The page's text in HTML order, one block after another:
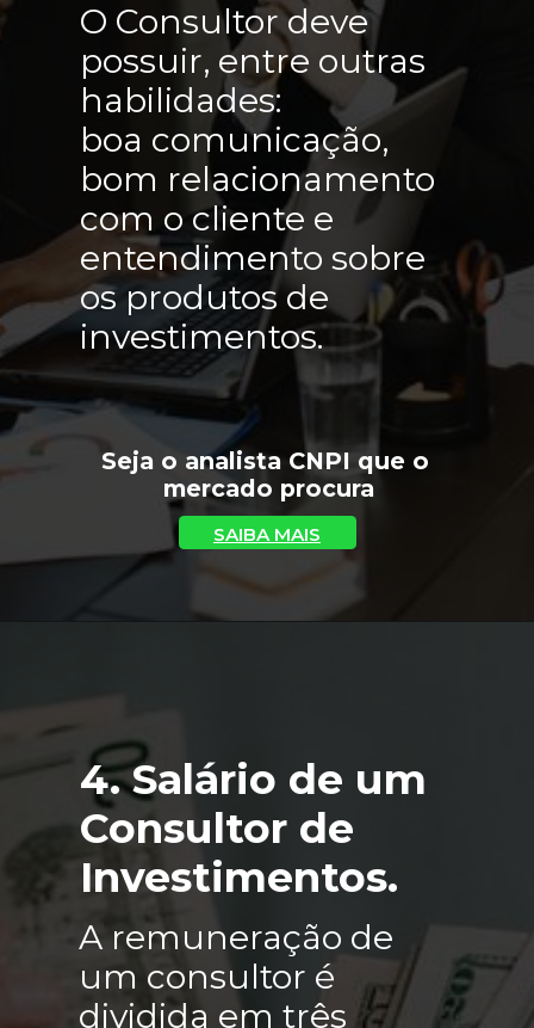
O Consultor deve
possuir, entre outras
habilidades:
boa comunicação,
bom relacionamento
com o cliente e
entendimento sobre
os produtos de
investimentos.
Seja o analista CNPI que o
mercado procura
SAIBA MAIS
A remuneração de
um consultor é
dividida em três
4. Salário de um
Consultor de
Investimentos.